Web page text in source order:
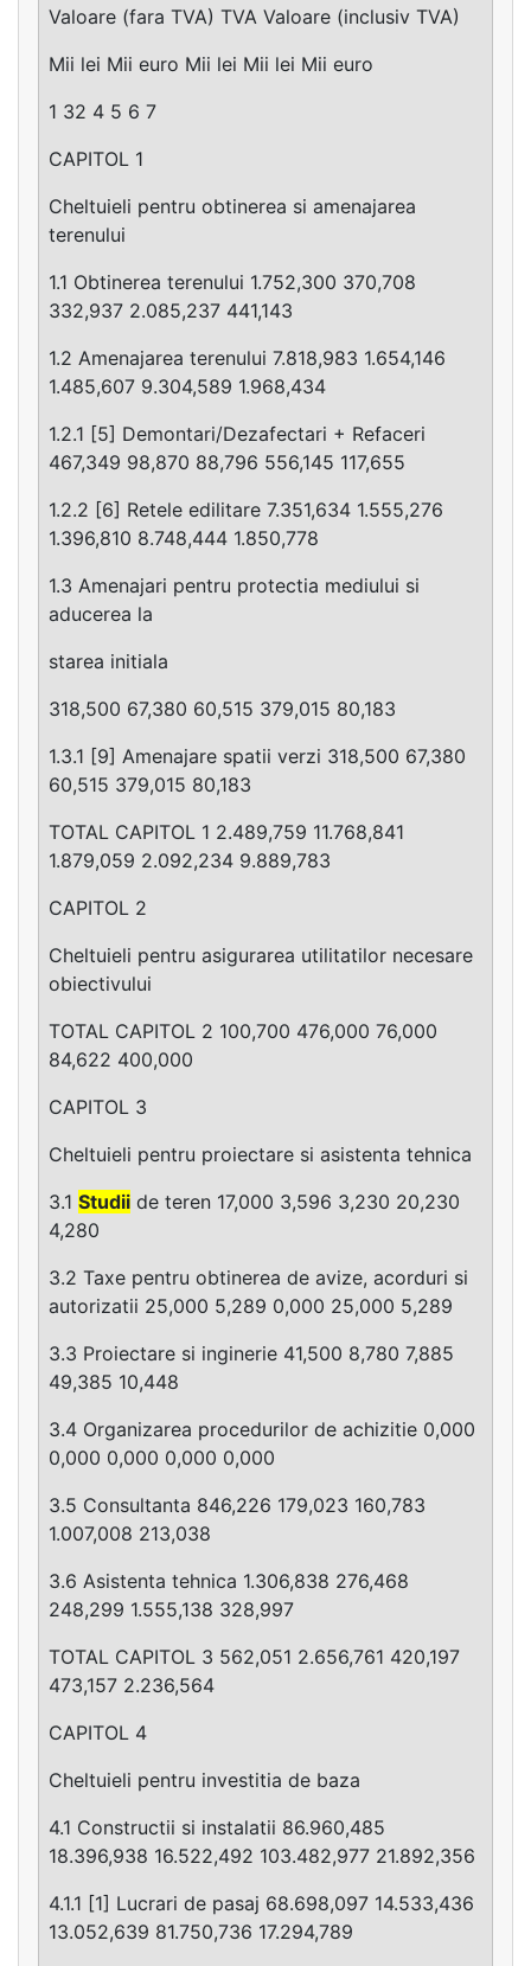
Valoare (fara TVA) TVA Valoare (inclusiv TVA)
Mii lei Mii euro Mii lei Mii lei Mii euro
1 32 4 5 6 7
CAPITOL 1
Cheltuieli pentru obtinerea si amenajarea
terenului
1.1 Obtinerea terenului 1.752,300 370,708
332,937 2.085,237 441,143
1.2 Amenajarea terenului 7.818,983 1.654,146
1.485,607 9.304,589 1.968,434
1.2.1 [5] Demontari/Dezafectari + Refaceri
467,349 98,870 88,796 556,145 117,655
1.2.2 [6] Retele edilitare 7.351,634 1.555,276
1.396,810 8.748,444 1.850,778
1.3 Amenajari pentru protectia mediului si
aducerea la
starea initiala
318,500 67,380 60,515 379,015 80,183
1.3.1 [9] Amenajare spatii verzi 318,500 67,380
60,515 379,015 80,183
TOTAL CAPITOL 1 2.489,759 11.768,841
1.879,059 2.092,234 9.889,783
CAPITOL 2
Cheltuieli pentru asigurarea utilitatilor necesare
obiectivului
TOTAL CAPITOL 2 100,700 476,000 76,000
84,622 400,000
CAPITOL 3
Cheltuieli pentru proiectare si asistenta tehnica
3.1 Studii de teren 17,000 3,596 3,230 20,230
4,280
3.2 Taxe pentru obtinerea de avize, acorduri si
autorizatii 25,000 5,289 0,000 25,000 5,289
3.3 Proiectare si inginerie 41,500 8,780 7,885
49,385 10,448
3.4 Organizarea procedurilor de achizitie 0,000
0,000 0,000 0,000 0,000
3.5 Consultanta 846,226 179,023 160,783
1.007,008 213,038
3.6 Asistenta tehnica 1.306,838 276,468
248,299 1.555,138 328,997
TOTAL CAPITOL 3 562,051 2.656,761 420,197
473,157 2.236,564
CAPITOL 4
Cheltuieli pentru investitia de baza
4.1 Constructii si instalatii 86.960,485
18.396,938 16.522,492 103.482,977 21.892,356
4.1.1 [1] Lucrari de pasaj 68.698,097 14.533,436
13.052,639 81.750,736 17.294,789